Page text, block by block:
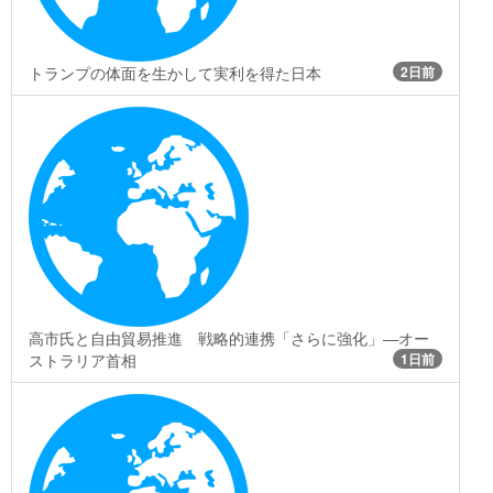
トランプの体面を生かして実利を得た日本 2日前
高市氏と自由貿易推進 戦略的連携「さらに強化」―オー
ストラリア首相
1日前